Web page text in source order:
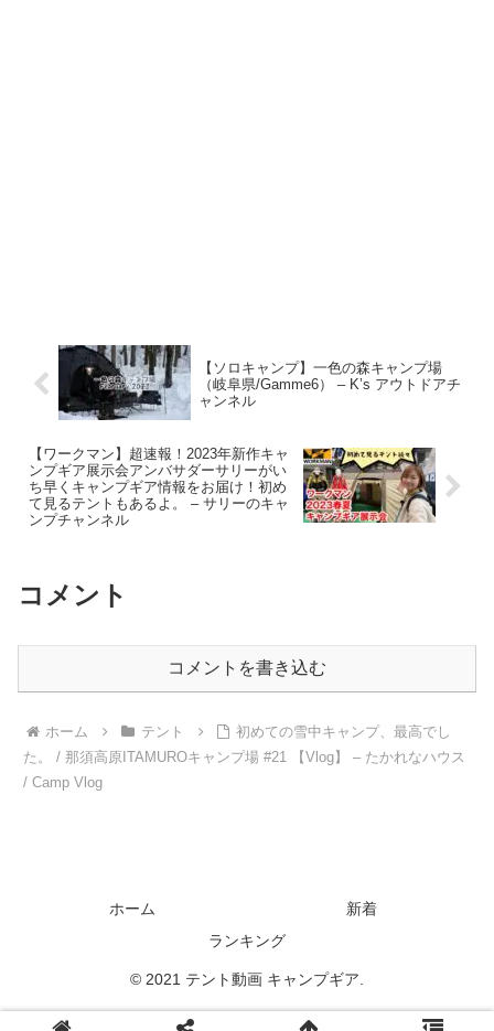
【ソロキャンプ】一色の森キャンプ場
（岐阜県/Gamme6） – K’s アウトドアチ
ャンネル
【ワークマン】超速報！2023年新作キャ
ンプギア展示会アンバサダーサリーがい
ち早くキャンプギア情報をお届け！初め
て見るテントもあるよ。 – サリーのキャ
ンプチャンネル
コメント
コメントを書き込む
ホーム テント
初めての雪中キャンプ、最高でし
た。 / 那須高原ITAMUROキャンプ場 #21 【Vlog】 – たかれなハウス
/ Camp Vlog
ホーム
新着
ランキング
© 2021 テント動画 キャンプギア.